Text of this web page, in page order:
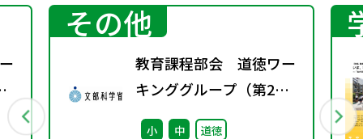
その他
教育課程部会 道徳ワー
キンググループ（第2
回） 配付資料
小 中 道徳